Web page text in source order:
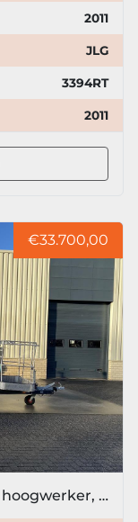
2011
JLG
3394RT
2011
€33.700,00
2019 Omme 1650EB, Aanhanger hoogwerker, 16,5 meter